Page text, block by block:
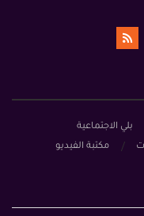
بلي الاجتماعية
مكتبة الفيديو